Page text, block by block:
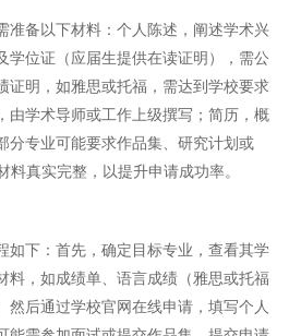
准备以下材料：个人陈述，阐述学术兴
学位证（应届生提供在读证明），需公
证明，如雅思或托福，需达到学校要求
由学术导师或工作上级撰写；简历，概
分专业可能要求作品集、研究计划或
料真实完整，以提升申请成功率。
如下：首先，确定目标专业，查看其学
料，如成绩单、语言成绩（雅思或托福
然后通过学校官网在线申请，填写个人